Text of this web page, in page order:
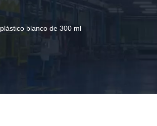
blanco de 300 ml